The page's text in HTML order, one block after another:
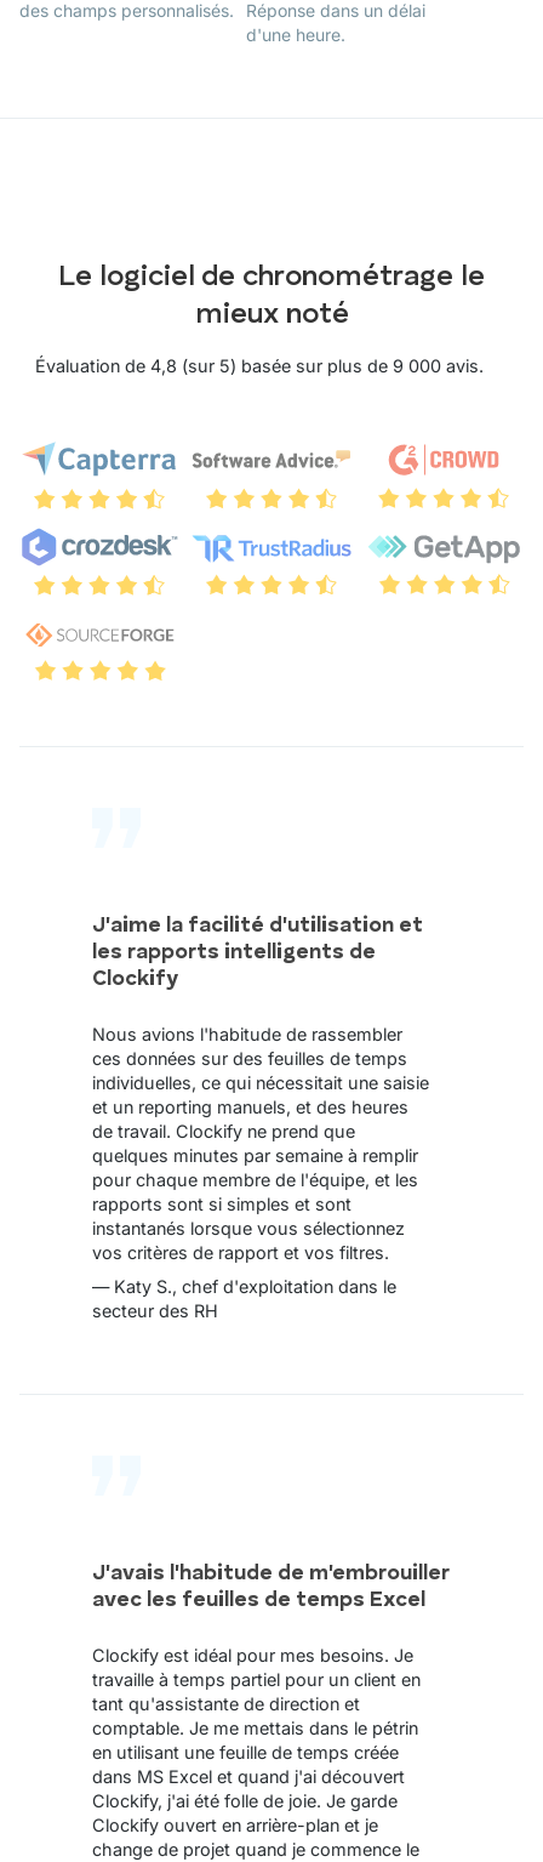
des champs personnalisés.
Réponse dans un délai
d'une heure.
Le logiciel de chronométrage le
mieux noté
Évaluation de 4,8 (sur 5) basée sur plus de 9 000 avis.
J'aime la facilité d'utilisation et
les rapports intelligents de
Clockify
Nous avions l'habitude de rassembler
ces données sur des feuilles de temps
individuelles, ce qui nécessitait une saisie
et un reporting manuels, et des heures
de travail. Clockify ne prend que
quelques minutes par semaine à remplir
pour chaque membre de l'équipe, et les
rapports sont si simples et sont
instantanés lorsque vous sélectionnez
vos critères de rapport et vos filtres.
— Katy S., chef d'exploitation dans le
secteur des RH
J'avais l'habitude de m'embrouiller
avec les feuilles de temps Excel
Clockify est idéal pour mes besoins. Je
travaille à temps partiel pour un client en
tant qu'assistante de direction et
comptable. Je me mettais dans le pétrin
en utilisant une feuille de temps créée
dans MS Excel et quand j'ai découvert
Clockify, j'ai été folle de joie. Je garde
Clockify ouvert en arrière-plan et je
change de projet quand je commence le